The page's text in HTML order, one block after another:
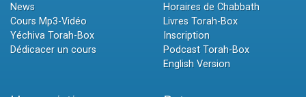
News
Cours Mp3-Vidéo
Yéchiva Torah-Box
Dédicacer un cours
Horaires de Chabbath
Livres Torah-Box
Inscription
Podcast Torah-Box
English Version